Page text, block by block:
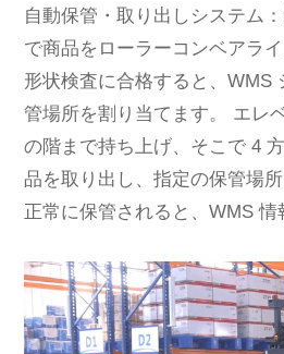
自動保管・取り出しシステム
で商品をローラーコンベアラ
形状検査に合格すると、WMS
管場所を割り当てます。 エレ
の階まで持ち上げ、そこで 4
品を取り出し、指定の保管場
正常に保管されると、WMS 情